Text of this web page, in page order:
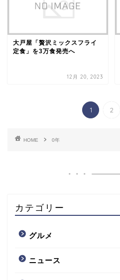
大戸屋「贅沢ミックスフライ
定食」を3万食発売へ
12月 20, 2023
1 2
HOME 0年
カテゴリー
グルメ
ニュース